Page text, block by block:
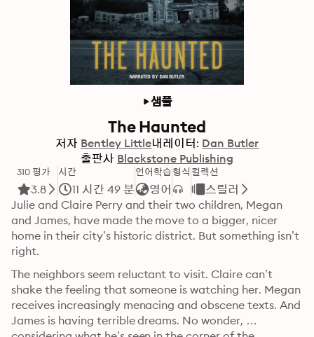
샘플
The Haunted
저자 Bentley Little내레이터: Dan Butler
출판사 Blackstone Publishing
310 평가
3.8
시간
11 시간 49 분
언어학습
영어
형식 컬렉션
스릴러
Julie and Claire Perry and their two children, Megan
and James, have made the move to a bigger, nicer
home in their city’s historic district. But something isn’t
right.
The neighbors seem reluctant to visit. Claire can’t
shake the feeling that someone is watching her. Megan
receives increasingly menacing and obscene texts. And
James is having terrible dreams. No wonder,